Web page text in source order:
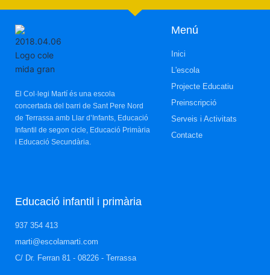
El Col·legi Martí és una escola
concertada del barri de Sant Pere Nord
de Terrassa amb Llar d’Infants, Educació
Infantil de segon cicle, Educació Primària
i Educació Secundària.
Menú
Inici
L'escola
Projecte Educatiu
Preinscripció
Serveis i Activitats
Contacte
Educació infantil i primària
937 354 413
marti@escolamarti.com
C/ Dr. Ferran 81 - 08226 - Terrassa